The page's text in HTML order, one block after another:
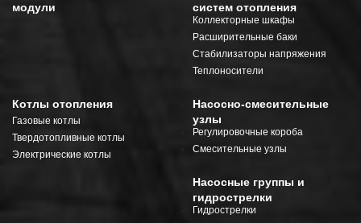
модули
систем отопления
Коллекторные шкафы
Расширительные баки
Стабилизаторы напряжения
Теплоносители
Котлы отопления
Газовые котлы
Твердотопливные котлы
Электрические котлы
Насосно-смесительные
узлы
Регулировочные короба
Смесительные узлы
Насосные группы и
гидрострелки
Гидрострелки